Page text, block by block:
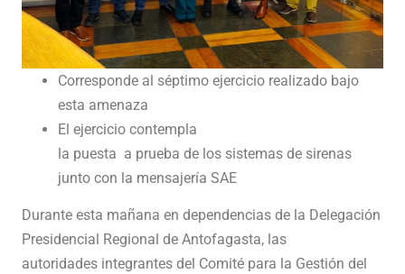
Corresponde al séptimo ejercicio realizado bajo
esta amenaza
El ejercicio contempla
la puesta a prueba de los sistemas de sirenas
junto con la mensajería SAE
Durante esta mañana en dependencias de la Delegación
Presidencial Regional de Antofagasta, las
autoridades integrantes del Comité para la Gestión del